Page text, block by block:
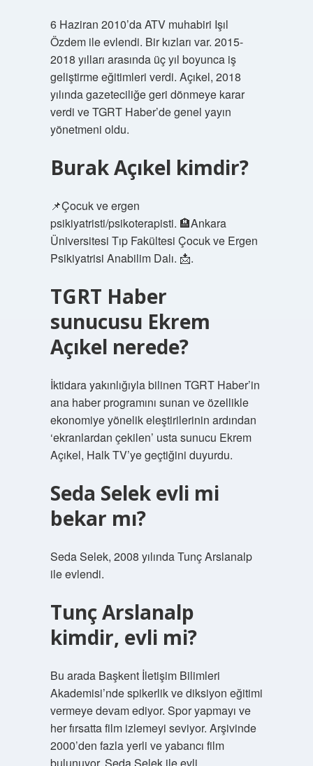
6 Haziran 2010’da ATV muhabiri Işıl
Özdem ile evlendi. Bir kızları var. 2015-
2018 yılları arasında üç yıl boyunca iş
geliştirme eğitimleri verdi. Açıkel, 2018
yılında gazeteciliğe geri dönmeye karar
verdi ve TGRT Haber’de genel yayın
yönetmeni oldu.
Burak Açıkel kimdir?
📌Çocuk ve ergen
psikiyatristi/psikoterapisti. 🏨Ankara
Üniversitesi Tıp Fakültesi Çocuk ve Ergen
Psikiyatrisi Anabilim Dalı. 📩.
TGRT Haber
sunucusu Ekrem
Açıkel nerede?
İktidara yakınlığıyla bilinen TGRT Haber’in
ana haber programını sunan ve özellikle
ekonomiye yönelik eleştirilerinin ardından
‘ekranlardan çekilen’ usta sunucu Ekrem
Açıkel, Halk TV’ye geçtiğini duyurdu.
Seda Selek evli mi
bekar mı?
Seda Selek, 2008 yılında Tunç Arslanalp
ile evlendi.
Tunç Arslanalp
kimdir, evli mi?
Bu arada Başkent İletişim Bilimleri
Akademisi’nde spikerlik ve diksiyon eğitimi
vermeye devam ediyor. Spor yapmayı ve
her fırsatta film izlemeyi seviyor. Arşivinde
2000’den fazla yerli ve yabancı film